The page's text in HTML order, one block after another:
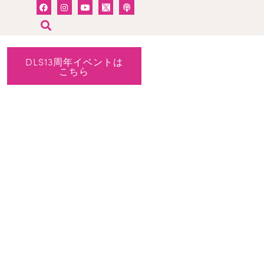
DLS13周年イベントは
こちら